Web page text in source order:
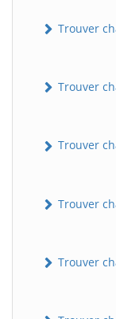
Trouver
Trouver
Trouver
Trouver
Trouver